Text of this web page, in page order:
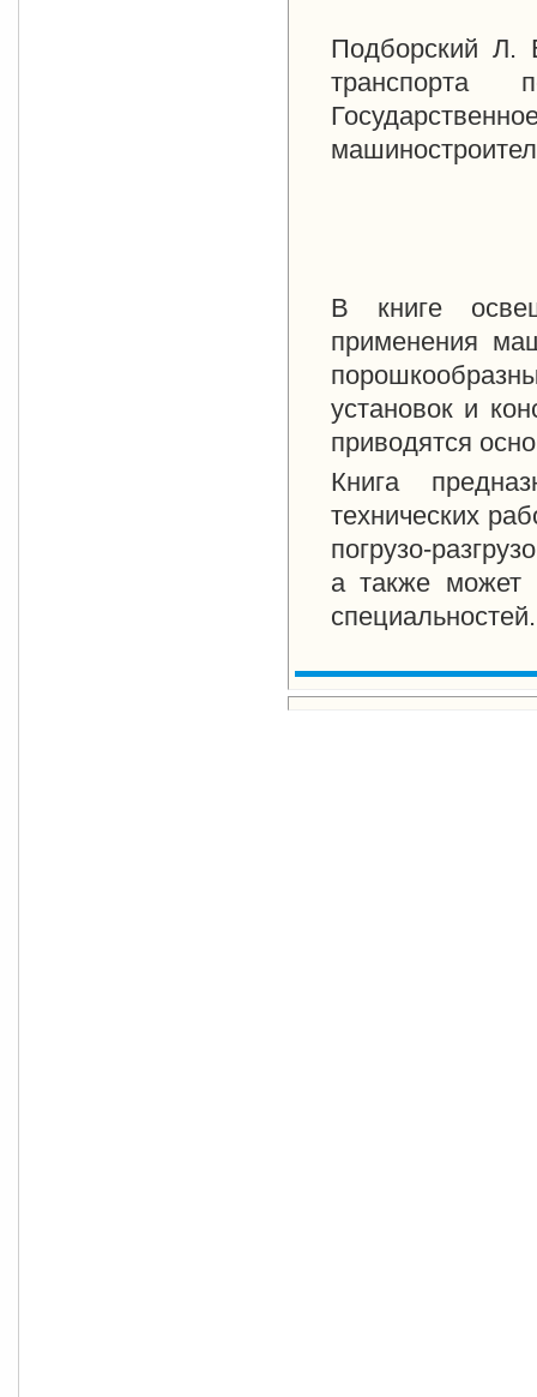
Подборский Л.
транспорта
В книге
применения
установок и
приводятся
Книга
технических
погрузо-
а также может
специальностей.